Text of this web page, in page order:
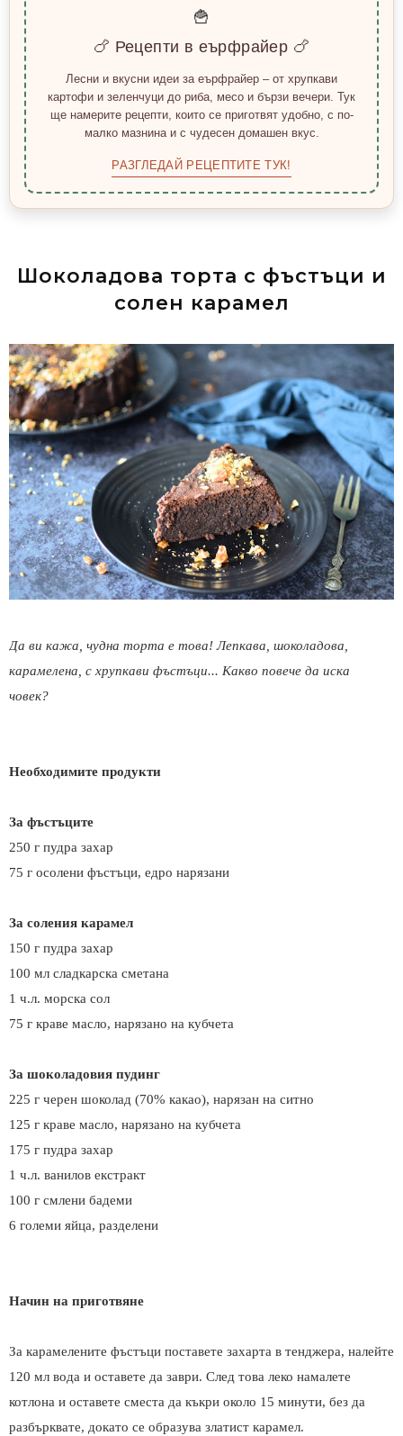
🍟
🍗 Рецепти в еърфрайер 🍗
Лесни и вкусни идеи за еърфрайер – от хрупкави
картофи и зеленчуци до риба, месо и бързи вечери. Тук
ще намерите рецепти, които се приготвят удобно, с по-
малко мазнина и с чудесен домашен вкус.
РАЗГЛЕДАЙ РЕЦЕПТИТЕ ТУК!
Шоколадова торта с фъстъци и
солен карамел
Да ви кажа, чудна торта е това! Лепкава, шоколадова,
карамелена, с хрупкави фъстъци... Какво повече да иска
човек?
Необходимите продукти
За фъстъците
250 г пудра захар
75 г осолени фъстъци, едро нарязани
За соления карамел
150 г пудра захар
100 мл сладкарска сметана
1 ч.л. морска сол
75 г краве масло, нарязано на кубчета
За шоколадовия пудинг
225 г черен шоколад (70% какао), нарязан на ситно
125 г краве масло, нарязано на кубчета
175 г пудра захар
1 ч.л. ванилов екстракт
100 г смлени бадеми
6 големи яйца, разделени
Начин на приготвяне
За карамелените фъстъци поставете захарта в тенджера, налейте
120 мл вода и оставете да заври. След това леко намалете
котлона и оставете сместа да къкри около 15 минути, без да
разбърквате, докато се образува златист карамел.